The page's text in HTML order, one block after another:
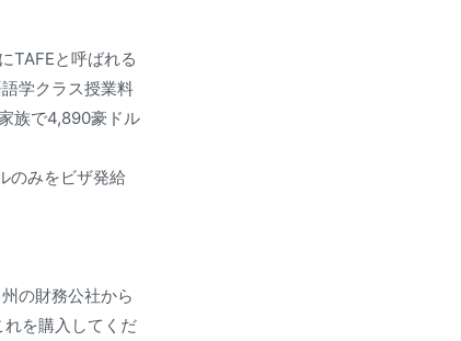
TAFEと呼ばれる
学クラス授業料
族で4,890豪ドル
のみをビザ発給
の財務公社から
を購入してくだ